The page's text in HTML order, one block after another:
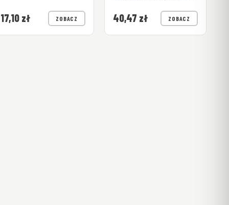
17,10 zł ZOBACZ
RENOPAD PRO 10 SZT
40,47 zł ZOBACZ